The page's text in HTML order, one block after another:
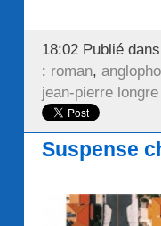
18:02 Publié
: roman,
jean-pierre longre
Suspense